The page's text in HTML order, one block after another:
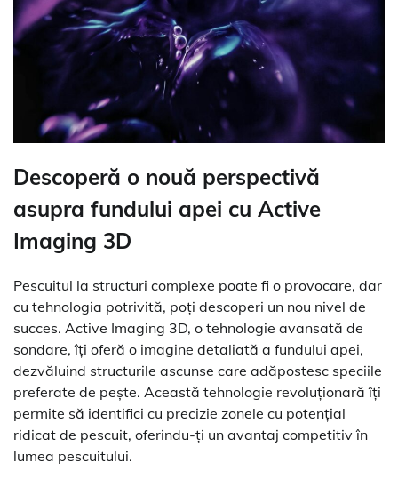
Descoperă o nouă perspectivă
asupra fundului apei cu Active
Imaging 3D
Pescuitul la structuri complexe poate fi o provocare, dar
cu tehnologia potrivită, poți descoperi un nou nivel de
succes. Active Imaging 3D, o tehnologie avansată de
sondare, îți oferă o imagine detaliată a fundului apei,
dezvăluind structurile ascunse care adăpostesc speciile
preferate de pește. Această tehnologie revoluționară îți
permite să identifici cu precizie zonele cu potențial
ridicat de pescuit, oferindu-ți un avantaj competitiv în
lumea pescuitului.